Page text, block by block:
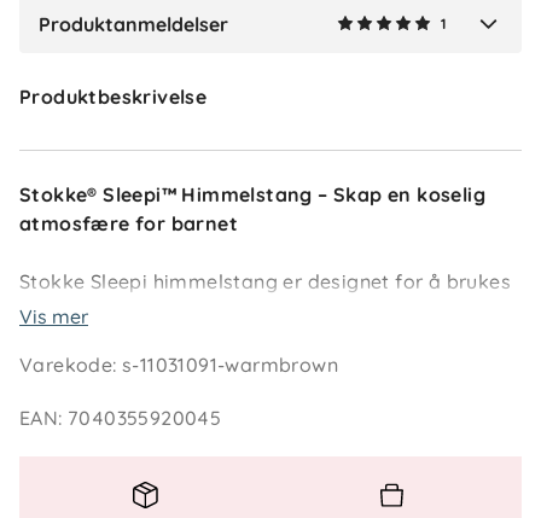
Produktanmeldelser 1
Produktbeskrivelse
Stokke® Sleepi™ Himmelstang – Skap en koselig
atmosfære for barnet
Stokke Sleepi himmelstang er designet for å brukes
sammen med Stokke Sleepi Mini og Stokke Sleepi
Sengehimmelog skape en varm og koselig
sengehimmelen, som holder lyset ute og gir den
nyfødte et behagelig sovemiljø (selges separat).
Vis mer
Varekode:s-11031091-warmbrown
EAN: 7040355920045